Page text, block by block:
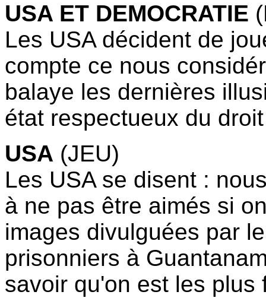
USA ET DEMOCRATIE
Les USA décident de
compte ce nous
balaye les dernières
état respectueux du
USA (JEU)
Les USA se disent :
à ne pas être aimés si
images divulguées par
prisonniers à
savoir qu'on est les